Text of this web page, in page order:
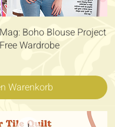
Boho Blouse Project
Wardrobe
Warenkorb